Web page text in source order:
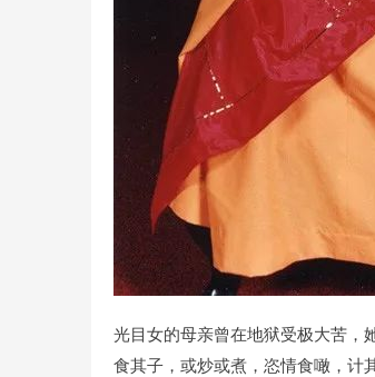
光目女的母亲曾在地狱受极大苦，
食其子，或炒或煮，恣情食噉，计